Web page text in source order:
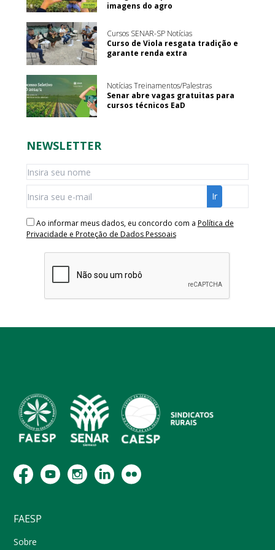
imagens do agro
Cursos SENAR-SP Notícias
Curso de Viola resgata tradição e
garante renda extra
Notícias Treinamentos/Palestras
Senar abre vagas gratuitas para
cursos técnicos EaD
NEWSLETTER
Ao informar meus dados, eu concordo com a Política de
Privacidade e Proteção de Dados Pessoais
FAESP
Sobre